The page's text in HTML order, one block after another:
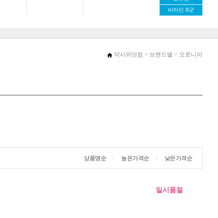
비타민 B군
약사와닷컴 > 브랜드별 > 오로니아
상품명순 높은가격순 낮은가격순
일시품절